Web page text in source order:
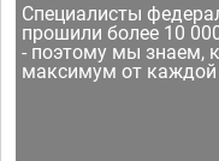
Специалисты
прошили более 10
- поэтому мы знаем,
максимум от